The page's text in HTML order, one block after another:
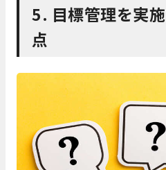
5. 目標管理を実
点